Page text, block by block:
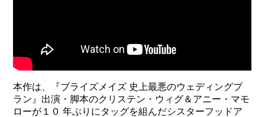
本作は、『ブライズメイズ 史上最悪のウェディングプ
ラン』出演・脚本のクリステン・ウィグ＆アニー・マモ
ローが１０ 年ぶりにタッグを組んだシスターフッドア